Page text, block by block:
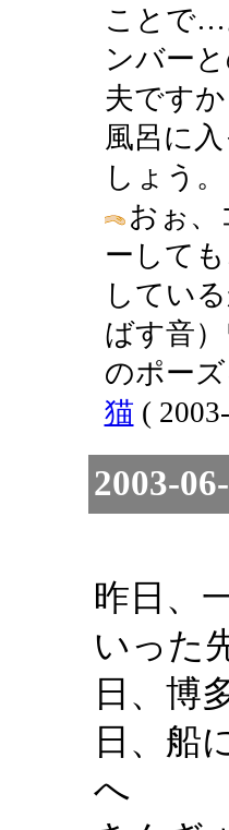
ことで…
ンバー
夫です
風呂に
しょう
おぉ
ーして
してい
ばす音
のポー
猫 (
2003-
昨日、
いった
日、博
日、船
へ